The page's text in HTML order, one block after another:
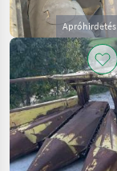
Apróhirdetés